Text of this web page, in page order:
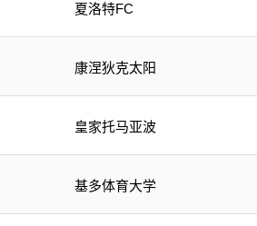
夏洛特FC
康涅狄克太阳
皇家托马亚波
基多体育大学